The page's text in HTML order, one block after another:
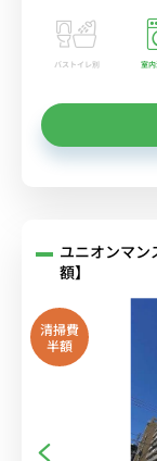
バストイレ別 室
ユニオンマン
額】
清掃費
半額